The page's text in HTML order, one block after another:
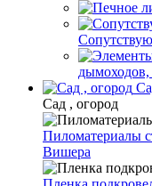
Сад , огород
Пиломатериалы
Вишера